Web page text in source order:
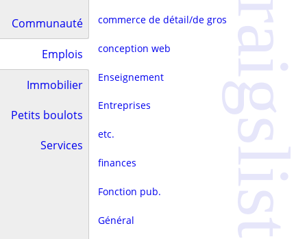
Communauté
Emplois
Immobilier
Petits boulots
Services
commerce de détail/de gros
conception web
Enseignement
Entreprises
etc.
finances
Fonction pub.
Général craigslist